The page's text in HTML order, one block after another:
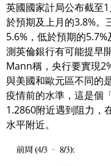
英國國家計局公布截至
於預期及上月的3.8%。
5.6%，低於預期的
測英倫銀行有可能提早
Mann稱，央行要實現
與美國和歐元區不同的
疫情前的水準，這是個
1.2860附近遇到阻力，
水平附近。